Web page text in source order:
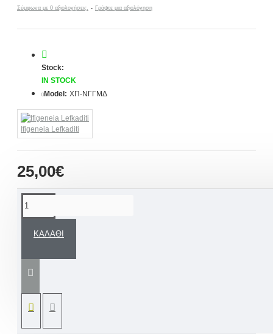
Σύμφωνα με 0 αξιολογήσεις. - Γράψτε μια αξιολόγηση
25,00€
Stock:
IN STOCK
Model: ΧΠ-ΝΓΓΜΔ
Ifigeneia Lefkaditi
ΚΑΛΆΘΙ
διακοσμητικό Γούρι σπιτιού / γραφείου
διακοσμητική γυάλα με χιόνι,
διαμάντια και
σας επιλογής